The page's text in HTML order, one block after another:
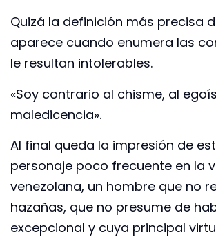
Quizá la definición más precisa
aparece cuando enumera las
le resultan intolerables.
«Soy contrario al chisme, al
maledicencia».
Al final queda la impresión de
personaje poco frecuente en la
venezolana, un hombre que no
hazañas, que no presume de
excepcional y cuya principal